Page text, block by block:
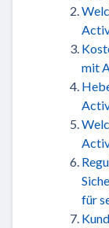
mit
für